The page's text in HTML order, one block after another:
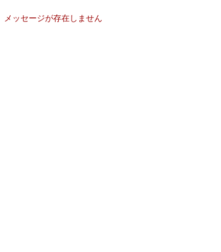
メッセージが存在しません